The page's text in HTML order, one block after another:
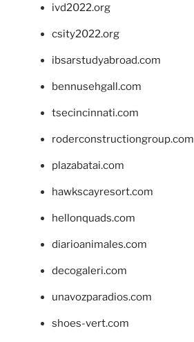
ivd2022.org
csity2022.org
ibsarstudyabroad.com
bennusehgall.com
tsecincinnati.com
roderconstructiongroup.com
plazabatai.com
hawkscayresort.com
hellonquads.com
diarioanimales.com
decogaleri.com
unavozparadios.com
shoes-vert.com